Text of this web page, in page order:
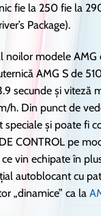
fie la 250 fie la
Package).
noilor modele AMG
AMG S de
secunde și viteză
h. Din punct de
speciale și poate fi
CONTROL pe
vin echipate în
autoblocant cu
„dinamice” ca la